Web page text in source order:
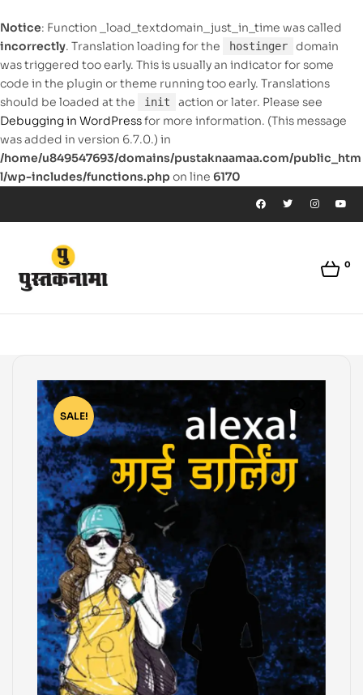
Notice: Function _load_textdomain_just_in_time was called
incorrectly. Translation loading for the hostinger
domain
was triggered too early. This is usually an indicator for some
code in the plugin or theme running too early. Translations
should be loaded at the
init
action or later. Please see
Debugging in WordPressfor more information. (This message
was added in version 6.7.0.) in
/home/u849547693/domains/pustaknaamaa.com/public_htm
l/wp-includes/functions.phpon line 6170
pustaknaamaa.com
0
SALE!